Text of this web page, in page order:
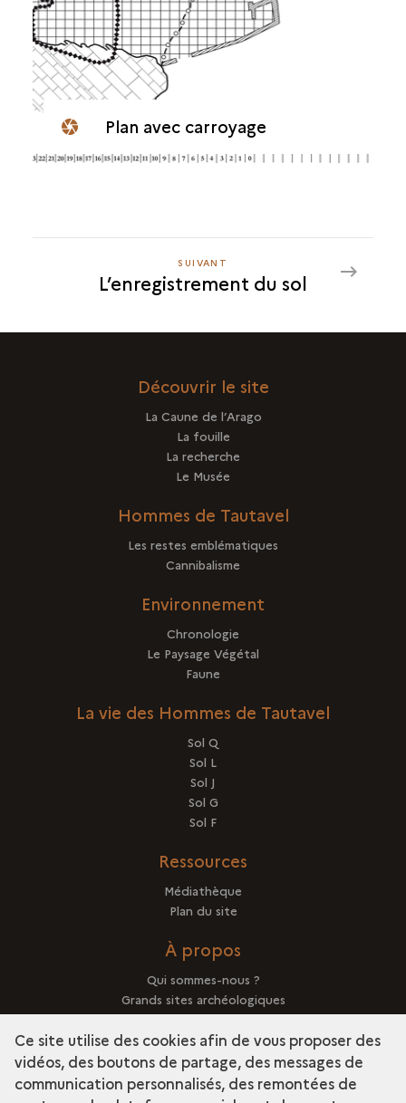
Plan avec carroyage
SUIVANT
L’ENREGISTREMENT
SUIVANT
L’enregistrement du sol
Découvrir le site
La Caune de l’Arago
La fouille
La recherche
Le Musée
Hommes de Tautavel
Les restes emblématiques
Cannibalisme
Environnement
Chronologie
Le Paysage Végétal
Faune
La vie des Hommes de Tautavel
Sol Q
Sol L
Sol J
Sol G
Sol F
Ressources
Médiathèque
Plan du site
À propos
Qui sommes-nous ?
Grands sites archéologiques
Mentions légales
Ce site utilise des cookies afin de vous proposer des
vidéos, des boutons de partage, des messages de
communication personnalisés, des remontées de